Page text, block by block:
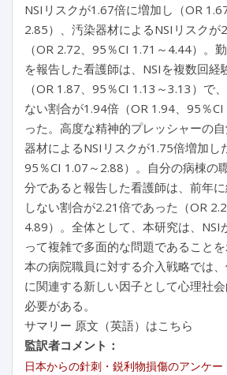
NSIリスクが1.67倍に増加し（OR
2.85）、汚染器材によるNSIリスクが
（OR 2.72、95％CI 1.71～4.44）。
を報告した看護師は、NSIを複数回経
（OR 1.87、95％CI 1.13～3.13）で
ない割合が1.94倍（OR 1.94、95％
った。高度な精神的プレッシャーの
器材によるNSIリスクが1.75倍増加し
95％CI 1.07～2.88）。自分の病棟の
分であると報告した看護師は、前年
しない割合が2.21倍であった（OR
4.89）。全体として、本研究は、NSI
って複雑で多面的な問題であること
本の病院職員に対する介入戦略では
に関連する新しい因子として心理社
必要がある。
サマリー 原文（英語）はこちら
監訳者コメント：
日本からの針刺・鋭利物損傷のアンケー